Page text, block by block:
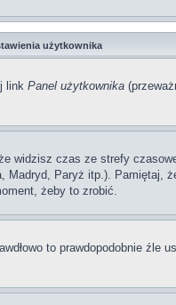
użytkownika
link Panel użytkownika
widzisz czas ze strefy
Paryż itp.).
żeby to zrobić.
to prawdopodobnie źle